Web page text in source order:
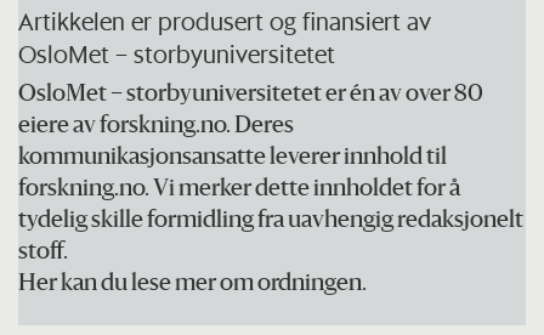
utvandringen påvirker det norske
samfunnet.
Du kan lese mer om prosjektet på deres
hjemmeside.
Artikkelen er produsert og finansiert av
OsloMet – storbyuniversitetet
OsloMet – storbyuniversitetet er én av over 80
eiere av forskning.no. Deres
kommunikasjonsansatte leverer innhold til
forskning.no. Vi merker dette innholdet for å
tydelig skille formidling fra uavhengig redaksjonelt
stoff.
Her kan du lese mer om ordningen.